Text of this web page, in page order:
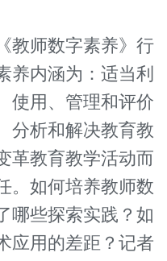
师数字素养》行
养内涵为：适当利
使用、管理和评价
分析和解决教育教
革教育教学活动而
。如何培养教师数
哪些探索实践？如
应用的差距？记者